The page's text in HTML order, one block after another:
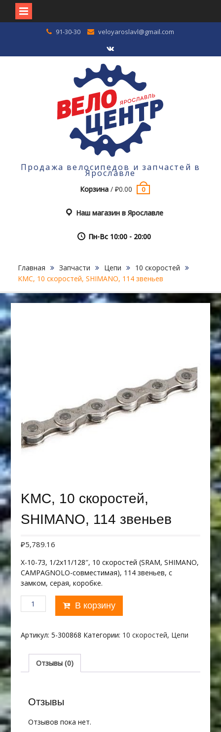
91-30-30 veloyaroslavl@gmail.com
VK
Продажа велосипедов и запчастей в
Ярославле
Корзина /₽0.00 0
Наш магазин в Ярославле
Пн-Вс 10:00 - 20:00
Главная Запчасти Цепи
10 скоростей
KMC, 10 скоростей, SHIMANO, 114 звеньев
KMC, 10 скоростей,
SHIMANO, 114 звеньев
₽5,789.16
Х-10-73, 1/2х11/128″, 10 скоростей (SRAM, SHIMANO,
CAMPAGNOLO-совместимая), 114 звеньев, c
замком, серая, коробке.
Количество
товара
10
скоростей,
SHIMANO,
звеньев
В корзину
Артикул: 5-300868 Категории: 10 скоростей, Цепи
Отзывы (0)
Отзывы
Отзывов пока нет.